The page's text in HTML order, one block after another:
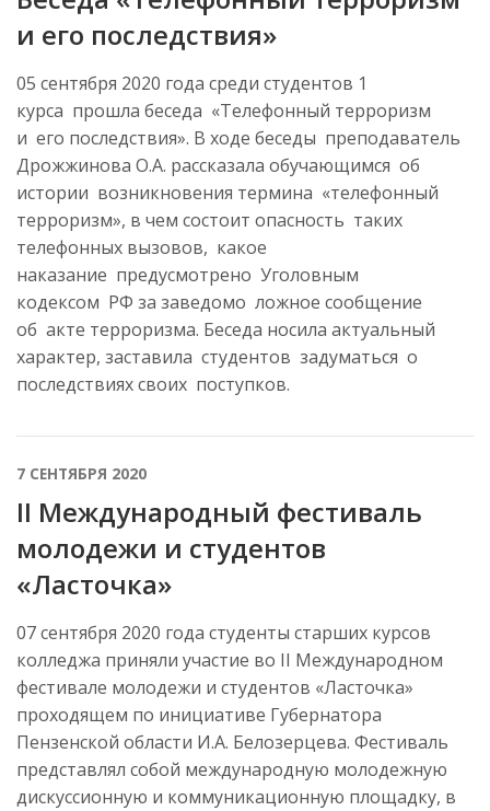
и его последствия»
05 сентября 2020 года среди студентов 1
курса прошла беседа «Телефонный терроризм
и его последствия». В ходе беседы преподаватель
Дрожжинова О.А. рассказала обучающимся об
истории возникновения термина «телефонный
терроризм», в чем состоит опасность таких
телефонных вызовов, какое
наказание предусмотрено Уголовным
кодексом РФ за заведомо ложное сообщение
об акте терроризма. Беседа носила актуальный
характер, заставила студентов задуматься о
последствиях своих поступков.
7 СЕНТЯБРЯ 2020
II Международный фестиваль
молодежи и студентов
«Ласточка»
07 сентября 2020 года студенты старших курсов
колледжа приняли участие во II Международном
фестивале молодежи и студентов «Ласточка»
проходящем по инициативе Губернатора
Пензенской области И.А. Белозерцева. Фестиваль
представлял собой международную молодежную
дискуссионную и коммуникационную площадку, в